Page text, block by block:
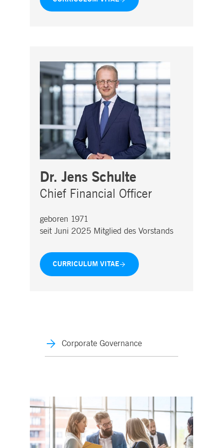
Dr. Jens Schulte
Chief Financial Officer
geboren 1971
seit Juni 2025 Mitglied des Vorstands
CURRICULUM VITAE
Corporate Governance